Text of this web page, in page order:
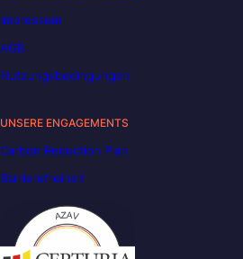
Impressum
AGB
Nutzungsbedingungen
UNSERE ENGAGEMENTS
Carbon Reduction Plan
Barrierefreiheit